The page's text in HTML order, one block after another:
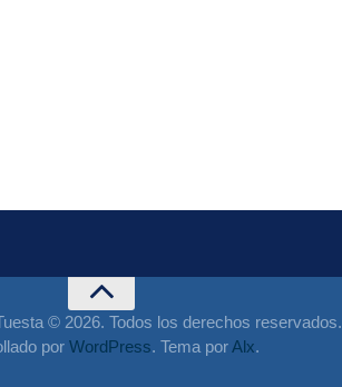
© 2026. Todos los derechos reservados.
por WordPress. Tema porAlx.